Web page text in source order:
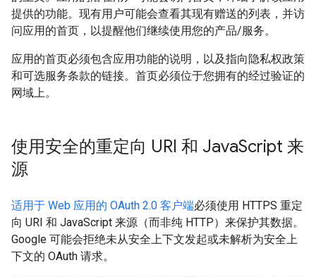
提供的功能。现有用户可能会查看其现有赠送的列表，并访
问应用的首页，以提醒他们继续使用您的产品/服务。
应用的首页必须包含应用功能的说明，以及指向隐私权政策
和可选服务条款的链接。首页必须位于您拥有的经过验证的
网域上。
使用安全的重定向 URI 和 JavaScript 来
源
适用于 Web 应用的 OAuth 2.0 客户端必须使用 HTTPS 重定
向 URI 和 JavaScript 来源（而非纯 HTTP）来保护其数据。
Google 可能会拒绝未从安全上下文发起或未解析为安全上
下文的 OAuth 请求。